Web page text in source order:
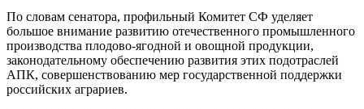
По словам сенатора, профильный Комитет СФ уделяет
большое внимание развитию отечественного промышленного
производства плодово-ягодной и овощной продукции,
законодательному обеспечению развития этих подотраслей
АПК, совершенствованию мер государственной поддержки
российских аграриев.